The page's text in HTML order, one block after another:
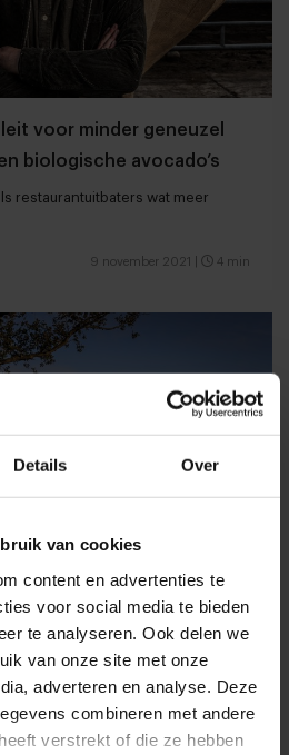
Details Over
van cookies
content en advertenties te
voor social media te bieden
te analyseren. Ook delen we
van onze site met onze
adverteren en analyse. Deze
combineren met andere
verstrekt of die ze hebben
voor minder geneuzel
biologische avocado’s
restaurantuitbaters wat meer
9 november 2021 4 min
stijgen verder en ander
in stadions en Jumbo zet